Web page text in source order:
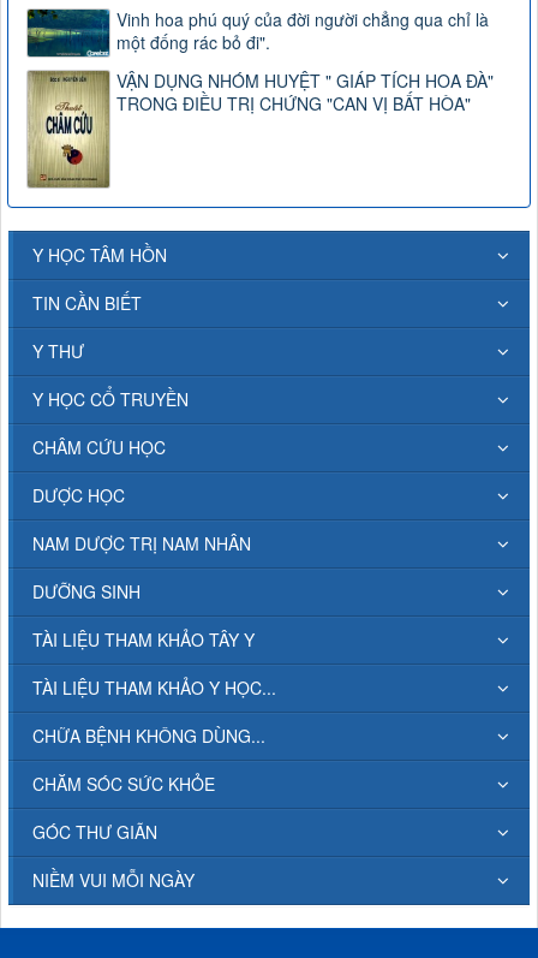
Vinh hoa phú quý của đời người chẳng qua chỉ là
một đống rác bỏ đi".
VẬN DỤNG NHÓM HUYỆT " GIÁP TÍCH HOA ĐÀ"
TRONG ĐIỀU TRỊ CHỨNG "CAN VỊ BẤT HÒA"
Y HỌC TÂM HỒN
TIN CẦN BIẾT
Y THƯ
Y HỌC CỔ TRUYỀN
CHÂM CỨU HỌC
DƯỢC HỌC
NAM DƯỢC TRỊ NAM NHÂN
DƯỠNG SINH
TÀI LIỆU THAM KHẢO TÂY Y
TÀI LIỆU THAM KHẢO Y HỌC...
CHỮA BỆNH KHÔNG DÙNG...
CHĂM SÓC SỨC KHỎE
GÓC THƯ GIÃN
NIỀM VUI MỖI NGÀY